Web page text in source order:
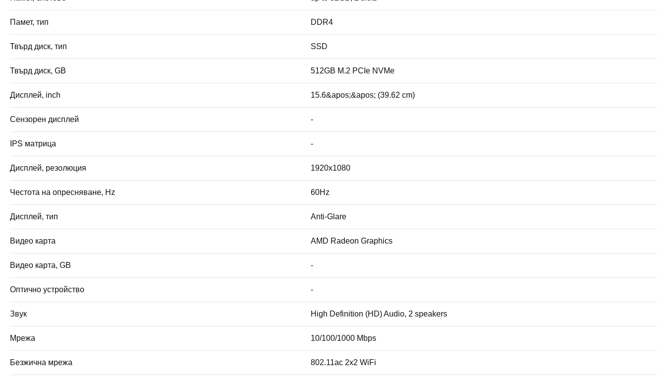
Памет, тип DDR4
Твърд диск, тип SSD
Твърд диск, GB 512GB M.2 PCIe NVMe
Дисплей, inch 15.6&apos;&apos; (39.62 cm)
Сензорен дисплей -
IPS матрица -
Дисплей, резолюция 1920x1080
Честота на опресняване, Hz 60Hz
Дисплей, тип Anti-Glare
Видео карта AMD Radeon Graphics
Видео карта, GB -
Оптично устройство -
Звук High Definition (HD) Audio, 2 speakers
Мрежа 10/100/1000 Mbps
Безжична мрежа 802.11ac 2x2 WiFi